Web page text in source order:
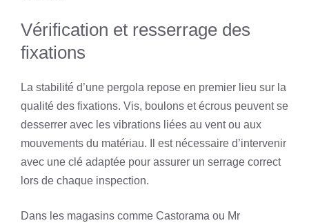
Vérification et resserrage des
fixations
La stabilité d’une pergola repose en premier lieu sur la
qualité des fixations. Vis, boulons et écrous peuvent se
desserrer avec les vibrations liées au vent ou aux
mouvements du matériau. Il est nécessaire d’intervenir
avec une clé adaptée pour assurer un serrage correct
lors de chaque inspection.
Dans les magasins comme Castorama ou Mr